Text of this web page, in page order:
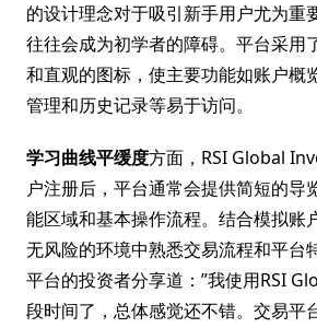
的设计理念对于吸引新手用户尤为重
往往会成为初学者的障碍。平台采用
和直观的图标，使主要功能如账户概
管理和历史记录等易于访问。
学习曲线平缓度方面，RSI Global
户注册后，平台通常会提供简短的导
能区域和基本操作流程。结合模拟账
无风险的环境中熟悉交易流程和平台
平台的投资者分享道：”我使用RSI
段时间了，总体感觉还不错。交易平